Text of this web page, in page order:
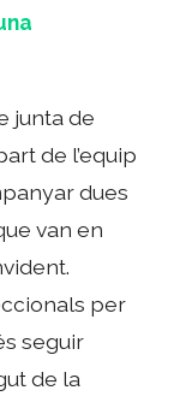
junta de
de l’equip
dues
van en
per
seguir
de la